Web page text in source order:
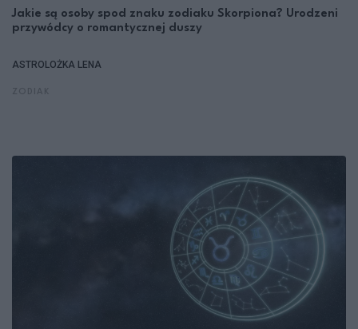
Jakie są osoby spod znaku zodiaku Skorpiona? Urodzeni
przywódcy o romantycznej duszy
ASTROLOŻKA LENA